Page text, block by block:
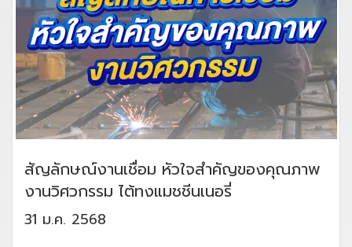
สัญลักษณ์งานเชื่อม หัวใจสำคัญของคุณภาพ
งานวิศวกรรม ไต้ทงแมชชีนเนอรี่
31 ม.ค. 2568